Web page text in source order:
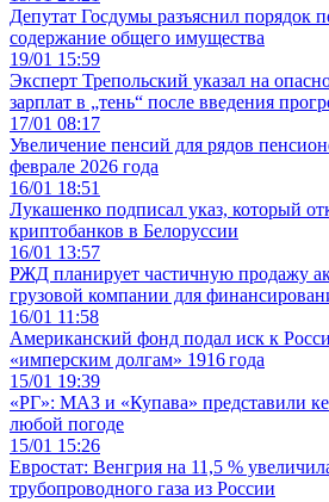
Депутат Госдумы разъяснил порядок
содержание общего имущества
19/01 15:59
Эксперт Трепольский указал на
зарплат в „тень“ после введения
17/01 08:17
Увеличение пенсий для рядов
феврале 2026 года
16/01 18:51
Лукашенко подписал указ, который
криптобанков в Белоруссии
16/01 13:57
РЖД планирует частичную продажу
грузовой компании для
16/01 11:58
Американский фонд подал иск к
«имперским долгам» 1916 года
15/01 19:39
«РГ»: МАЗ и «Купава» представили
любой погоде
15/01 15:26
Евростат: Венгрия на 11,5 %
трубопроводного газа из России